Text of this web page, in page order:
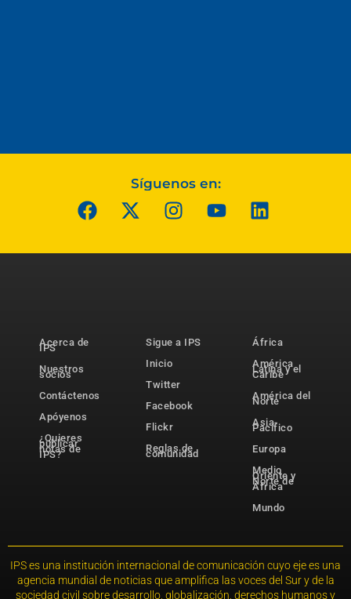
Síguenos en:
Acerca de
IPS
Nuestros
socios
Contáctenos
Apóyenos
¿Quieres
publicar
notas de
IPS?
Sigue a IPS
Inicio
Twitter
Facebook
Flickr
Reglas de
comunidad
África
América
Latina y el
Caribe
América del
Norte
Asia-
Pacífico
Europa
Medio
Oriente y
Norte de
África
Mundo
IPS es una institución internacional de comunicación cuyo eje es una
agencia mundial de noticias que amplifica las voces del Sur y de la
sociedad civil sobre desarrollo, globalización, derechos humanos y